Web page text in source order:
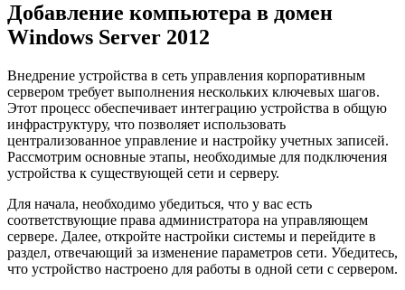
Добавление компьютера в домен
Windows Server 2012
Внедрение устройства в сеть управления корпоративным
сервером требует выполнения нескольких ключевых шагов.
Этот процесс обеспечивает интеграцию устройства в общую
инфраструктуру, что позволяет использовать
централизованное управление и настройку учетных записей.
Рассмотрим основные этапы, необходимые для подключения
устройства к существующей сети и серверу.
Для начала, необходимо убедиться, что у вас есть
соответствующие права администратора на управляющем
сервере. Далее, откройте настройки системы и перейдите в
раздел, отвечающий за изменение параметров сети. Убедитесь,
что устройство настроено для работы в одной сети с сервером.